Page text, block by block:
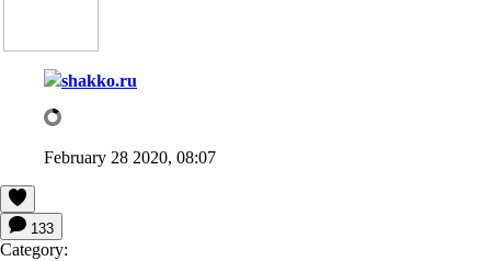
shakko.ru
February 28 2020, 08:07
133
Category: